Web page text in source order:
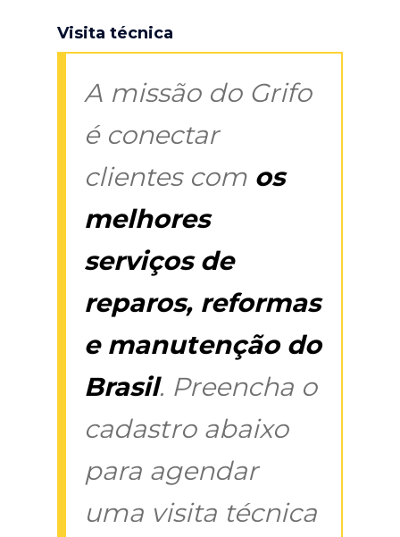
Visita técnica
A missão do Grifo
é conectar
clientes com os
melhores
serviços de
reparos, reformas
e manutenção do
Brasil. Preencha o
cadastro abaixo
para agendar
uma visita técnica